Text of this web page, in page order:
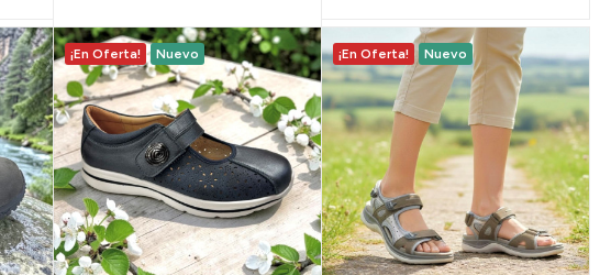
¡En Oferta! Nuevo ¡En Oferta! Nuevo